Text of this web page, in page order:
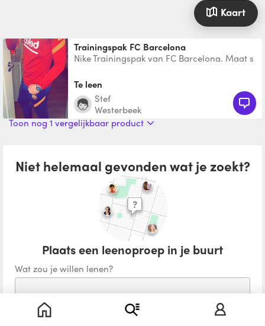
Kaart
Trainingspak FC Barcelona
Nike Trainingspak van FC Barcelona. Maat s
Te leen
Stef
Westerbeek
Toon nog 1 vergelijkbaar product
Niet helemaal gevonden wat je zoekt?
Plaats een leenoproep in je buurt
Wat zou je willen lenen?
Waar ga je het voor gebruiken?